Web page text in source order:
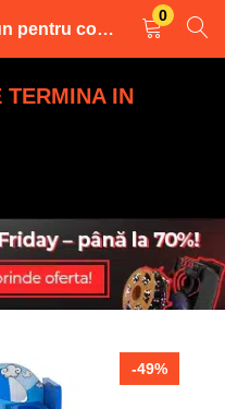
Birou mare cu scaun pentru copii, reglabile, cadru metalic si lemn, Albastrau
0
INREGISTRARE
pentru a va autentifica.
TERMINA IN
-49%